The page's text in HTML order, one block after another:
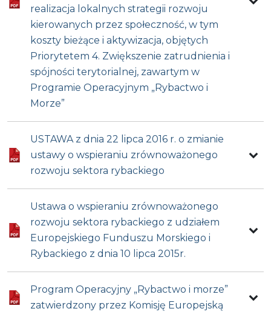
realizacja lokalnych strategii rozwoju
kierowanych przez społeczność, w tym
koszty bieżące i aktywizacja, objętych
Priorytetem 4. Zwiększenie zatrudnienia i
spójności terytorialnej, zawartym w
Programie Operacyjnym „Rybactwo i
Morze”
USTAWA z dnia 22 lipca 2016 r. o zmianie
ustawy o wspieraniu zrównoważonego
rozwoju sektora rybackiego
Ustawa o wspieraniu zrównoważonego
rozwoju sektora rybackiego z udziałem
Europejskiego Funduszu Morskiego i
Rybackiego z dnia 10 lipca 2015r.
Program Operacyjny „Rybactwo i morze”
zatwierdzony przez Komisję Europejską